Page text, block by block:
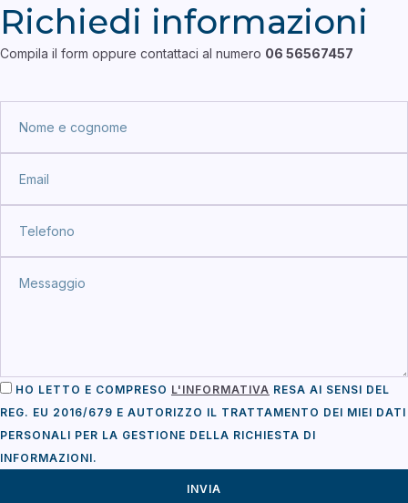
Richiedi informazioni
Compila il form oppure contattaci al numero 06 56567457
HO LETTO E COMPRESO L'INFORMATIVA RESA AI SENSI DEL
REG. EU 2016/679 E AUTORIZZO IL TRATTAMENTO DEI MIEI DATI
PERSONALI PER LA GESTIONE DELLA RICHIESTA DI
INFORMAZIONI.
INVIA